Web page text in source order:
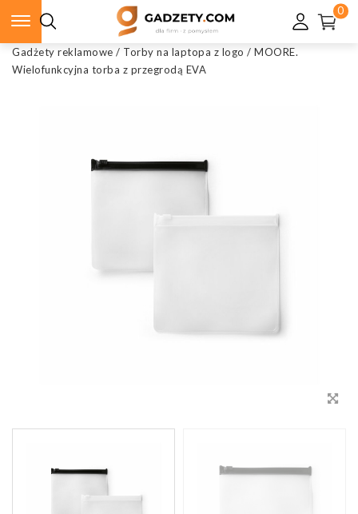
0
Gadżety reklamowe / Torby na laptopa z logo / MOORE.
Wielofunkcyjna torba z przegrodą EVA